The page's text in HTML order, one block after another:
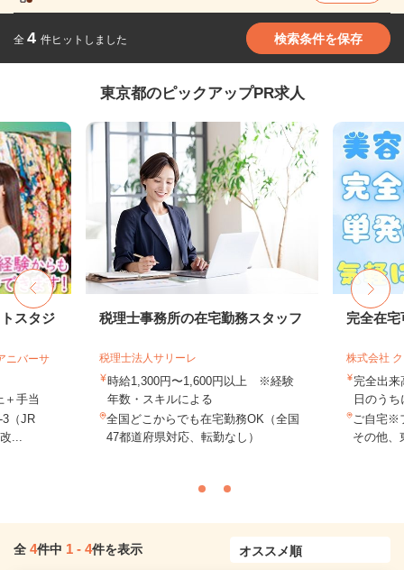
全 4 件ヒットしました 検索条件を保存
東京都のピックアップPR求人
スタジ
ニバーサ
＋手当
3（JR
...
税理士事務所の在宅勤務スタッフ
税理士法人サリーレ
時給1,300円〜1,600円以上 ※経験
年数・スキルによる
全国どこからでも在宅勤務OK（全国
47都道府県対応、転勤なし）
完全在
株式会社
完全出
日のう
ご自宅※
その他、
全 4件中 1 - 4件を表示